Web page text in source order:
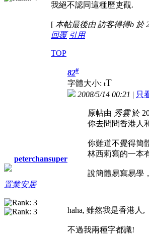
我絕不認同這種歷吏觀.
[ 本帖最後由 訪客得得b 於
回覆 引用
TOP
peterchansuper
置業安居
82#
字體大小: tT
2008/5/14 00:21 | 只
原帖由 秀雲於
你去問問香港人
你難道不覺得簡
林西莉寫的一本
說簡體易寫易學
haha, 雖然我是香港人,
不過我兩種字都識!